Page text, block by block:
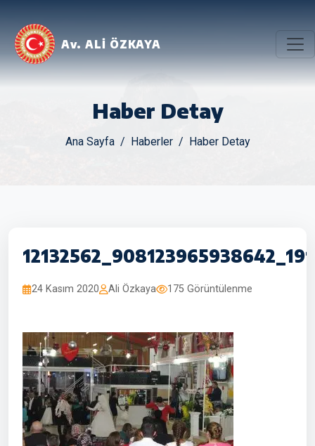
Av. ALİ ÖZKAYA
Haber Detay
Ana Sayfa Haberler Haber Detay
24 Kasım 2020 Ali Özkaya 175 Görüntülenme